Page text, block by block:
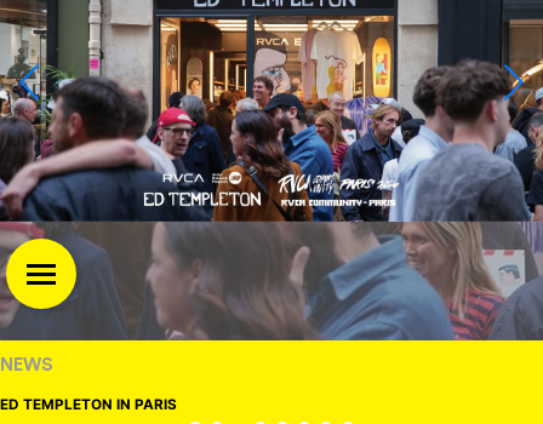
NEWS
ED TEMPLETON IN PARIS